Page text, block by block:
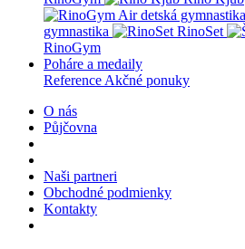
gymnastika
RinoSet
RinoGym
Poháre a medaily
Reference Akčné ponuky
O nás
Půjčovna
Naši partneri
Obchodné podmienky
Kontakty